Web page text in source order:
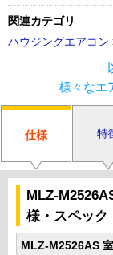
関連カテゴリ
ハウジングエアコン
様々なエ
仕様 特
MLZ-
様・スペック
MLZ-M2526AS